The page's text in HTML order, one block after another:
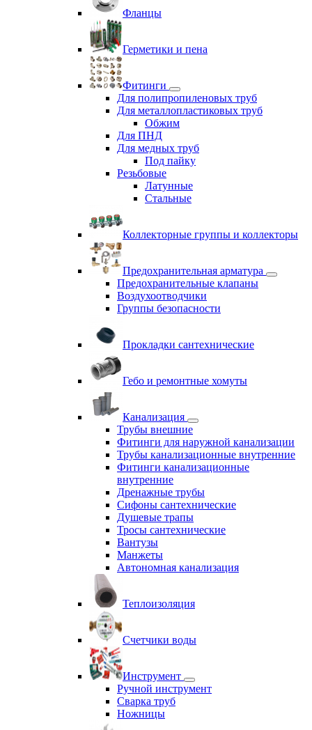
Фланцы
Герметики и пена
Фитинги
Для полипропиленовых труб
Для металлопластиковых труб
Обжим
Для ПНД
Для медных труб
Под пайку
Резьбовые
Латунные
Cтальные
Коллекторные группы и коллекторы
Предохранительная арматура
Предохранительные клапаны
Воздухоотводчики
Группы безопасности
Прокладки сантехнические
Гебо и ремонтные хомуты
Канализация
Трубы внешние
Фитинги для наружной канализации
Трубы канализационные внутренние
Фитинги канализационные
внутренние
Дренажные трубы
Сифоны сантехнические
Душевые трапы
Тросы сантехнические
Вантузы
Манжеты
Автономная канализация
Теплоизоляция
Счетчики воды
Инструмент
Ручной инструмент
Сварка труб
Ножницы